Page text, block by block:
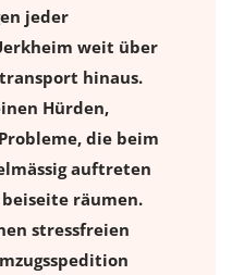
jeder
weit über
hinaus.
Hürden,
die beim
auftreten
räumen.
stressfreien